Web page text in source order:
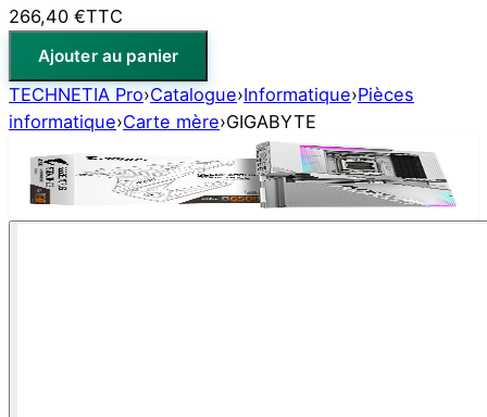
266,40 €TTC
Ajouter au panier
TECHNETIA Pro›Catalogue›Informatique›Pièces
informatique›Carte mère›GIGABYTE